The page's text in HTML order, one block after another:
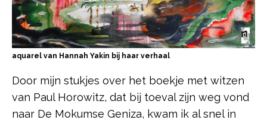
aquarel van Hannah Yakin bij haar verhaal
Door mijn stukjes over het boekje met witzen
van Paul Horowitz, dat bij toeval zijn weg vond
naar De Mokumse Geniza, kwam ik al snel in